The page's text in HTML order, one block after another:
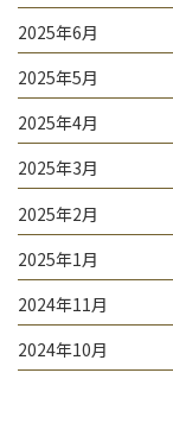
2025年6月
2025年5月
2025年4月
2025年3月
2025年2月
2025年1月
2024年11月
2024年10月